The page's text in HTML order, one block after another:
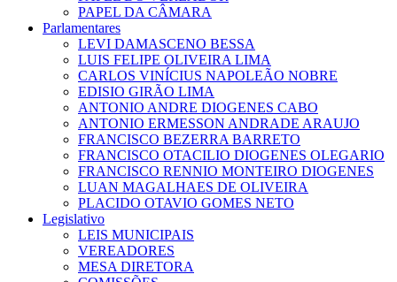
PAPEL DA CÂMARA
Parlamentares
LEVI DAMASCENO BESSA
LUIS FELIPE OLIVEIRA LIMA
CARLOS VINÍCIUS NAPOLEÃO NOBRE
EDISIO GIRÃO LIMA
ANTONIO ANDRE DIOGENES CABO
ANTONIO ERMESSON ANDRADE ARAUJO
FRANCISCO BEZERRA BARRETO
FRANCISCO OTACILIO DIOGENES OLEGARIO
FRANCISCO RENNIO MONTEIRO DIOGENES
LUAN MAGALHAES DE OLIVEIRA
PLACIDO OTAVIO GOMES NETO
Legislativo
LEIS MUNICIPAIS
VEREADORES
MESA DIRETORA